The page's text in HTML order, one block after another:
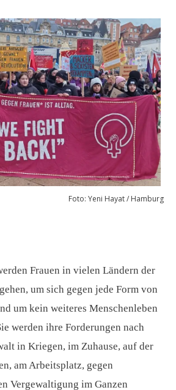
Foto: Yeni Hayat / Hamburg
Frauen in vielen Ländern der
um sich gegen jede Form von
um kein weiteres Menschenleben
werden ihre Forderungen nach
in Kriegen, im Zuhause, auf der
am Arbeitsplatz, gegen
Vergewaltigung im Ganzen